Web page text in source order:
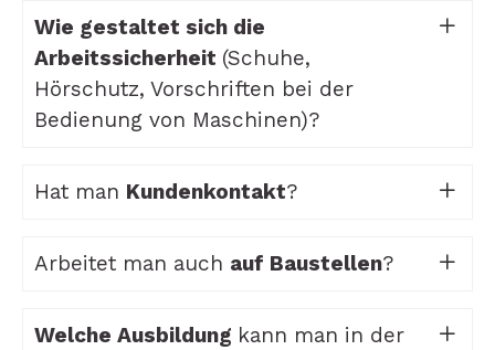
Wie gestaltet sich die
Arbeitssicherheit (Schuhe,
Hörschutz, Vorschriften bei der
Bedienung von Maschinen)?
Hat man Kundenkontakt?
Arbeitet man auch auf Baustellen?
Welche Ausbildung kann man in der